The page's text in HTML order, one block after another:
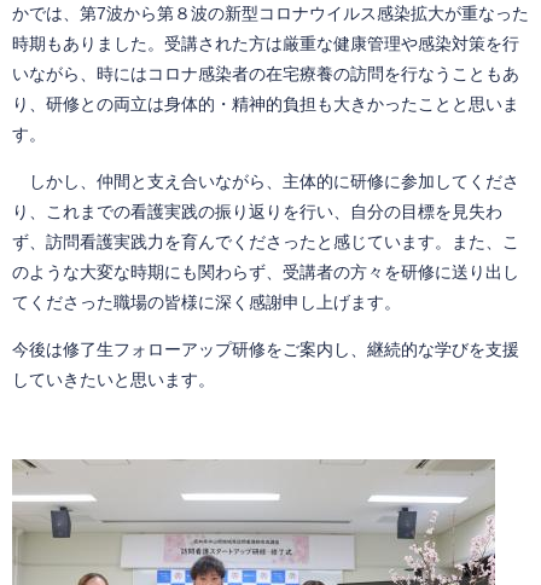
かでは、第7波から第８波の新型コロナウイルス感染拡大が重なった
時期もありました。受講された方は厳重な健康管理や感染対策を行
いながら、時にはコロナ感染者の在宅療養の訪問を行なうこともあ
り、研修との両立は身体的・精神的負担も大きかったことと思いま
す。
しかし、仲間と支え合いながら、主体的に研修に参加してくださ
り、これまでの看護実践の振り返りを行い、自分の目標を見失わ
ず、訪問看護実践力を育んでくださったと感じています。また、こ
のような大変な時期にも関わらず、受講者の方々を研修に送り出し
てくださった職場の皆様に深く感謝申し上げます。
今後は修了生フォローアップ研修をご案内し、継続的な学びを支援
していきたいと思います。